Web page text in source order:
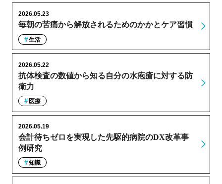
毎朝の苦痛から解放されるためのかかとケア習慣
2026.05.23
生活
抗体検査の数値から知る自分の水疱瘡に対する防
衛力
2026.05.22
医療
会計待ちゼロを実現した先駆的病院のDX改革事
例研究
2026.05.19
知識